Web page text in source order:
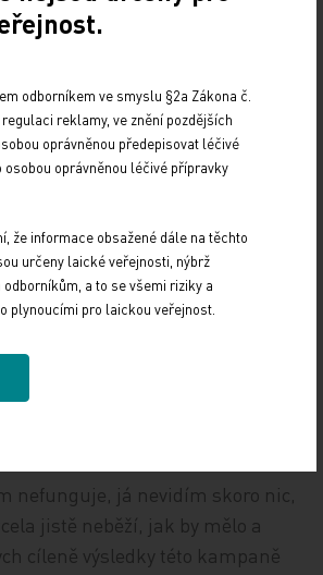
znalost, ale vnitřní uchopení
letadlo plné mrtvých
by se dvakrát do týdne potopil
se dodnes píše a natáčejí
katastrofa plní média
kteří zemřou na kolorektální
jako by to nikomu nevadilo,
mediální kampaň na
nefunguje, já nevidím skoro nic,
jistě neběží, jak by mělo a
cíleně výsledky této kampaně
odborníkem ve smyslu §2a Zákona č.
reklamy, ve znění pozdějších
oprávněnou předepisovat léčivé
osobou oprávněnou léčivé přípravky
že informace obsažené dále na těchto
určeny laické veřejnosti, nýbrž
a to se všemi riziky a
plynoucími pro laickou veřejnost.